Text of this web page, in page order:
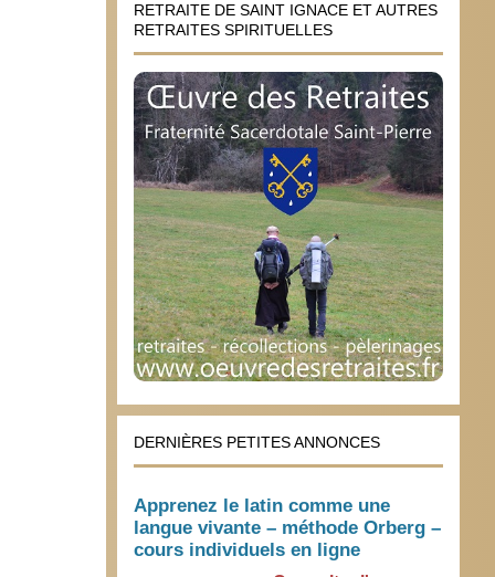
RETRAITE DE SAINT IGNACE ET AUTRES
RETRAITES SPIRITUELLES
DERNIÈRES PETITES ANNONCES
Apprenez le latin comme une
langue vivante – méthode Orberg –
cours individuels en ligne